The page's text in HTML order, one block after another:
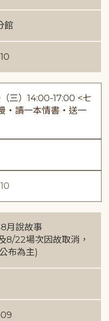
館
三）14:00-17:00 <七
・讀一本情書・送一
8月說故事
8/22場次因故取消，
布為主)